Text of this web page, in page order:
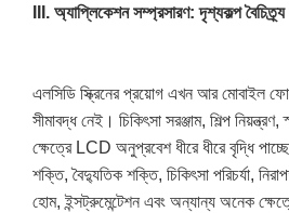
III. অ্যাপ্লিকেশন সম্প্রসারণ: দৃশ্যকল্প
এলসিডি স্ক্রিনের প্রয়োগ এখন আর মোবাইল
সীমাবদ্ধ নেই। চিকিৎসা সরঞ্জাম, শিল্প
ক্ষেত্রে LCD অনুপ্রবেশ ধীরে ধীরে বৃদ্ধি
শক্তি, বৈদ্যুতিক শক্তি, চিকিৎসা পরিচর্যা,
হোম, ইন্সট্রুমেন্টেশন এবং অন্যান্য অনেক